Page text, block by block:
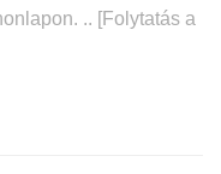
.. [Folytatás a